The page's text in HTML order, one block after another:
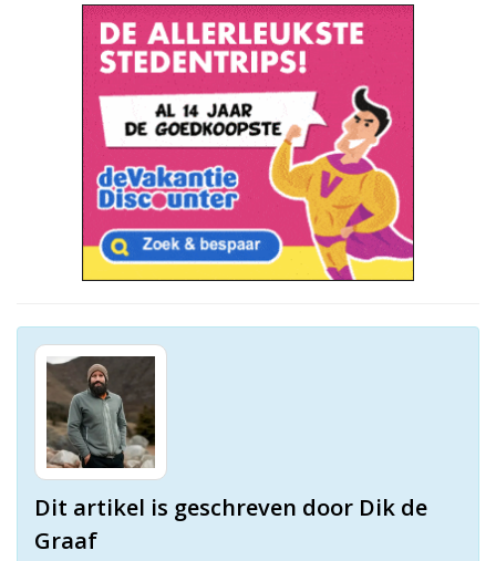
Dit artikel is geschreven door Dik de
Graaf